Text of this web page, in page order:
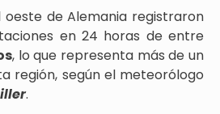
oeste de Alemania registraron
en 24 horas de entre
, lo que representa más de un
región, según el meteorólogo
.